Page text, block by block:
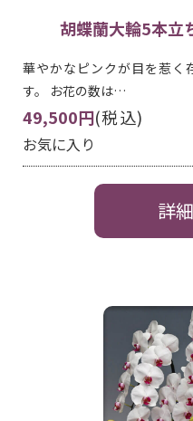
胡蝶蘭大輪5本
華やかなピンクが目を惹く
す。 お花の数は…
49,500円(税込)
お気に入り
詳